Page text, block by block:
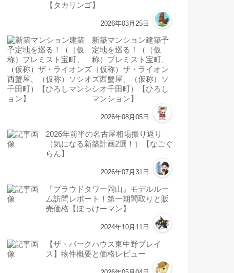
【タカリンゴ】
2026年03月25日
新築マンション建築予
定地を巡る！（（仮
称）プレミスト宝町、
（仮称）ザ・ライオン
ズ西蟹屋、（仮称）ソ
シオ千田町）【ひろし
マンション】
2026年08月05日
2026年前半の名古屋相場振り返り
（気になる新築計画2選！）【なごぐ
らん】
2026年07月31日
『プラウドタワー岡山』モデルルー
ム訪問レポート！第一期間取りと販
売価格【ぼっけーマン】
2024年10月11日
【ザ・パークハウス東中野プレイ
ス】物件概要と価格レビュー